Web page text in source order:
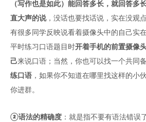
（写作也是如此）能回答多长，就回答多
直大声的说，没话也要找话说，实在没观
有很多同学反映说看着摄像头中的自己实
平时练习口语题目时开着手机的前置摄像
己来说口语；当然，你也可以找一个共同
练口语 ，如果你不知道在哪里找这样的小
你进群。
②语法的精确度 ：就是指不要有语法错误